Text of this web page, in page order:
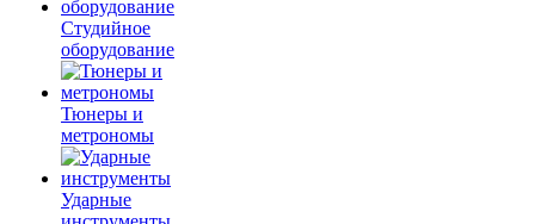
Студийное
оборудование
Тюнеры и
метрономы
Ударные